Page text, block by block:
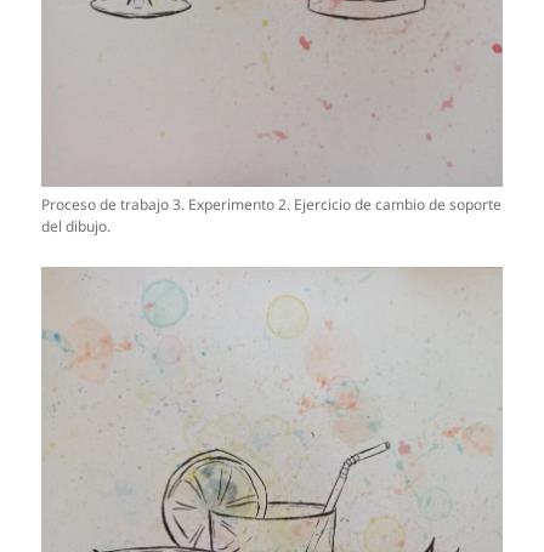
Proceso de trabajo 3. Experimento 2. Ejercicio de cambio de soporte
del dibujo.